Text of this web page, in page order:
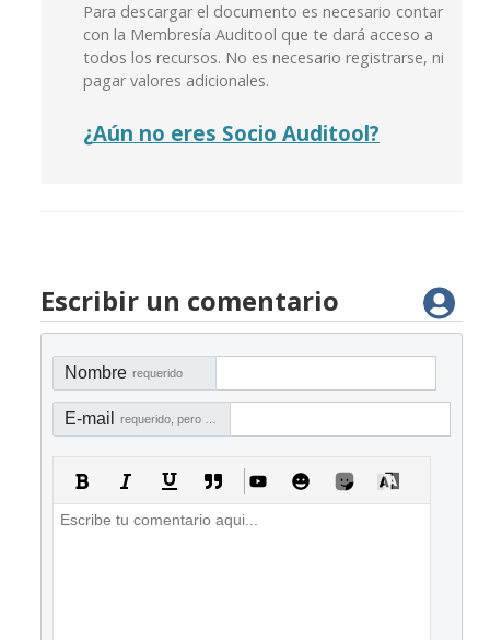
Para descargar el documento es necesario contar
con la Membresía Auditool que te dará acceso a
todos los recursos. No es necesario registrarse, ni
pagar valores adicionales.
¿Aún no eres Socio Auditool?
Escribir un comentario
Nombre requerido
E-mail